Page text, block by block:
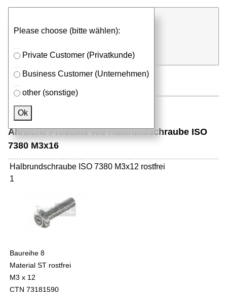
Please choose (bitte wählen):
Private Customer (Privatkunde)
Business Customer (Unternehmen)
other (sonstige)
Ok
⮮
Stk. in Anfrageliste
Ähnliche Produkte wie Halbrundschraube ISO
7380 M3x16
Halbrundschraube ISO 7380 M3x12 rostfrei
1
Baureihe 8
Material ST rostfrei
M3 x 12
CTN 73181590